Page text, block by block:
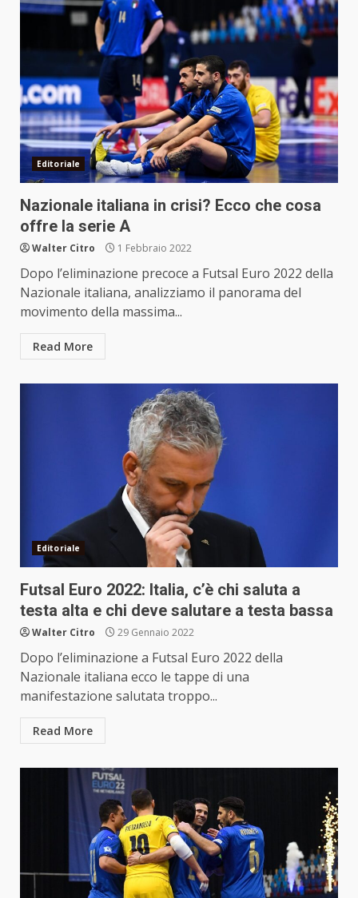
Editoriale
Nazionale italiana in crisi? Ecco che cosa
offre la serie A
Walter Citro 1 Febbraio 2022
Dopo l’eliminazione precoce a Futsal Euro 2022 della
Nazionale italiana, analizziamo il panorama del
movimento della massima...
Read More
Editoriale
Futsal Euro 2022: Italia, c’è chi saluta a
testa alta e chi deve salutare a testa bassa
Walter Citro 29 Gennaio 2022
Dopo l’eliminazione a Futsal Euro 2022 della
Nazionale italiana ecco le tappe di una
manifestazione salutata troppo...
Read More